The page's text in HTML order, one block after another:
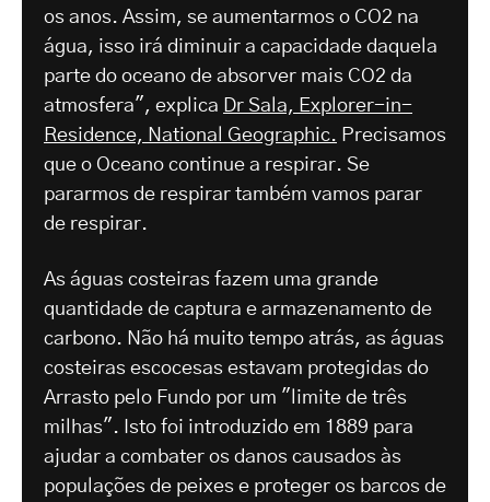
os anos. Assim, se aumentarmos o CO2 na
água, isso irá diminuir a capacidade daquela
parte do oceano de absorver mais CO2 da
atmosfera", explica Dr Sala, Explorer-in-
Residence, National Geographic. Precisamos
que o Oceano continue a respirar. Se
pararmos de respirar também vamos parar
de respirar.
As águas costeiras fazem uma grande
quantidade de captura e armazenamento de
carbono. Não há muito tempo atrás, as águas
costeiras escocesas estavam protegidas do
Arrasto pelo Fundo por um "limite de três
milhas". Isto foi introduzido em 1889 para
ajudar a combater os danos causados às
populações de peixes e proteger os barcos de